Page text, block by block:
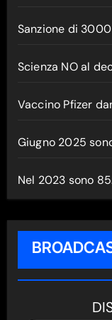
Sanzione di
Scienza NO al
Vaccino Pfizer
Giugno 2025
Nel 2023 sono